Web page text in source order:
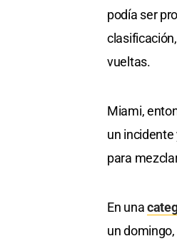
podía ser
vueltas.
Miami,
un incidente
para
En una
un